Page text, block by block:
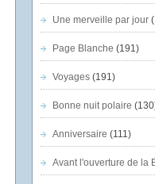
Une merveille par jour
Page Blanche (191)
Voyages(191)
Bonne nuit polaire
Anniversaire (111)
Avant l'ouverture de la